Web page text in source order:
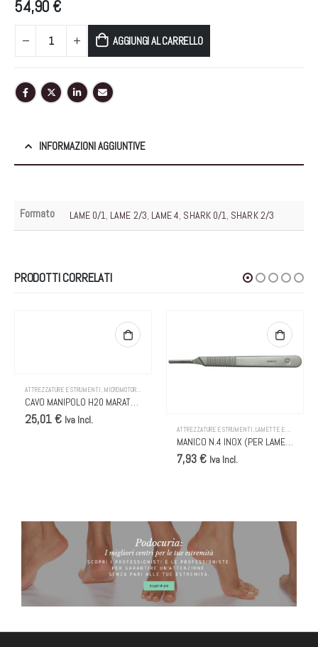
54,90 €
AGGIUNGI AL CARRELLO
INFORMAZIONI AGGIUNTIVE
Formato LAME 0/1, LAME 2/3, LAME 4, SHARK 0/1, SHARK 2/3
PRODOTTI CORRELATI
ATTREZZATURE E STRUMENTI, MICROMOTORI ,
CAVO MANIPOLO H20 MARATHON
25,01 € Iva Incl.
ATTREZZATURE E STRUMENTI,LAMETTE E MANICI
MANICO N.4 INOX (PER LAME BISTURI N.20)
7,93 € Iva Incl.